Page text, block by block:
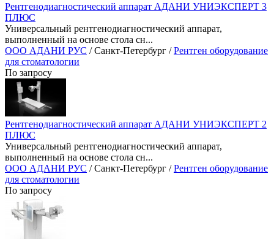
Рентгенодиагностический аппарат АДАНИ УНИЭКСПЕРТ 3
ПЛЮС
Универсальный рентгенодиагностический аппарат,
выполненный на основе стола сн...
ООО АДАНИ РУС / Санкт-Петербург /Рентген оборудование
для стоматологии
По запросу
Рентгенодиагностический аппарат АДАНИ УНИЭКСПЕРТ 2
ПЛЮС
Универсальный рентгенодиагностический аппарат,
выполненный на основе стола сн...
ООО АДАНИ РУС / Санкт-Петербург /Рентген оборудование
для стоматологии
По запросу